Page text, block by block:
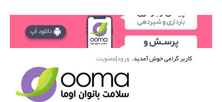
کاربر گرامی خوش آمدید.ورود|عضویت